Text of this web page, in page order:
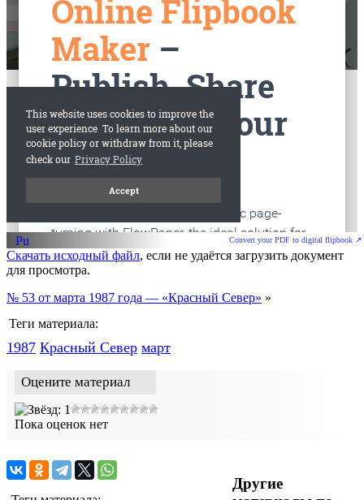
старые газеты
Convert your PDF to digital flipbook ↗
Скачать исходный файл, если не удаётся загрузить документ
для просмотра.
№ 53 от марта 1987 года — «Красный Север» »
Теги материала:
1987 Красный Cевер март
Оцените материал
Пока оценок нет
Другие